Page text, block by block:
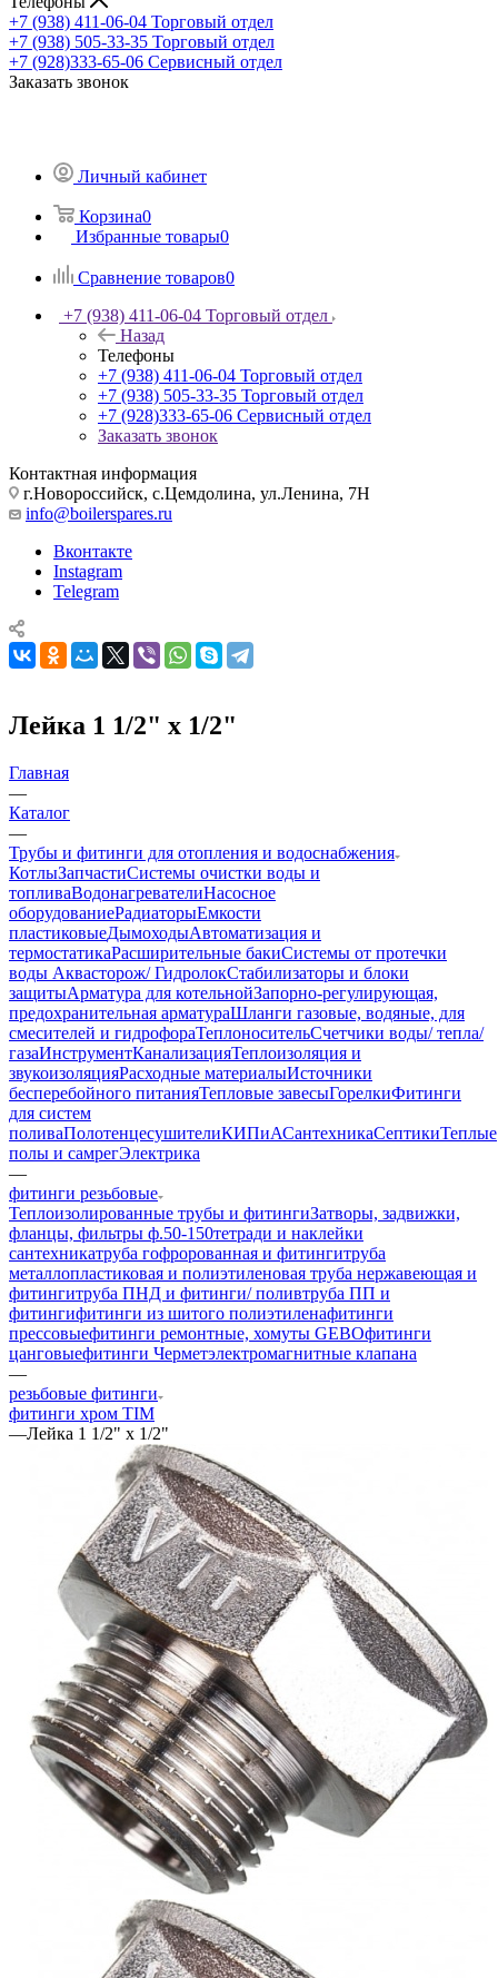
+7 (938) 411-06-04 Торговый отдел
+7 (938) 505-33-35 Торговый отдел
+7 (928)333-65-06 Сервисный отдел
Заказать звонок
Личный кабинет
Корзина0
Избранные товары0
Сравнение товаров0
+7 (938) 411-06-04 Торговый отдел
Назад
Телефоны
+7 (938) 411-06-04 Торговый отдел
+7 (938) 505-33-35 Торговый отдел
+7 (928)333-65-06 Сервисный отдел
Заказать звонок
Контактная информация
г.Новороссийск, с.Цемдолина, ул.Ленина, 7Н
info@boilerspares.ru
Вконтакте
Instagram
Telegram
Лейка 1 1/2" х 1/2"
Главная
—
Каталог
—
Трубы и фитинги для отопления и водоснабжения
КотлыЗапчастиСистемы очистки воды и
топливаВодонагревателиНасосное
оборудованиеРадиаторыЕмкости
пластиковыеДымоходыАвтоматизация и
термостатикаРасширительные бакиСистемы от протечки
воды Аквасторож/ ГидролокСтабилизаторы и блоки
защитыАрматура для котельнойЗапорно-регулирующая,
предохранительная арматураШланги газовые, водяные, для
смесителей и гидрофораТеплоносительСчетчики воды/ тепла/
газаИнструментКанализацияТеплоизоляция и
звукоизоляцияРасходные материалыИсточники
бесперебойного питанияТепловые завесыГорелкиФитинги
для систем
поливаПолотенцесушителиКИПиАСантехникаСептикиТеплые
полы и самрегЭлектрика
—
фитинги резьбовые
Теплоизолированные трубы и фитингиЗатворы, задвижки,
фланцы, фильтры ф.50-150тетради и наклейки
сантехникатруба гофророванная и фитингитруба
металлопластиковая и полиэтиленовая труба нержавеющая и
фитингитруба ПНД и фитинги/ поливтруба ПП и
фитингифитинги из шитого полиэтиленафитинги
прессовыефитинги ремонтные, хомуты GEBOфитинги
цанговыефитинги Черметэлектромагнитные клапана
—
резьбовые фитинги
фитинги хром TIM
—Лейка 1 1/2" х 1/2"